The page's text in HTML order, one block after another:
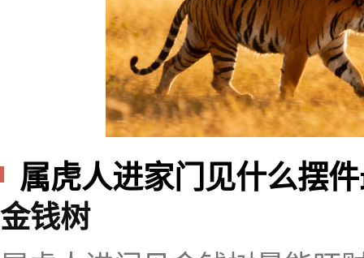
属虎人进家门见什么摆
金钱树